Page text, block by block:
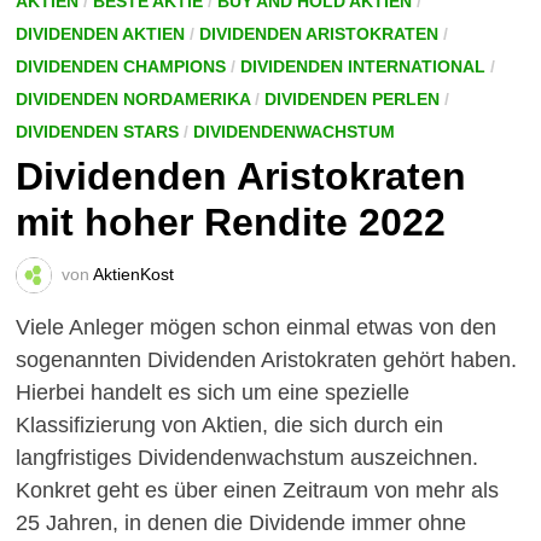
DIVIDENDEN AKTIEN/ DIVIDENDEN ARISTOKRATEN/
DIVIDENDEN CHAMPIONS/ DIVIDENDEN INTERNATIONAL /
DIVIDENDEN NORDAMERIKA/ DIVIDENDEN PERLEN/
DIVIDENDEN STARS/ DIVIDENDENWACHSTUM
Dividenden Aristokraten
mit hoher Rendite 2022
von AktienKost
Viele Anleger mögen schon einmal etwas von den
sogenannten Dividenden Aristokraten gehört haben.
Hierbei handelt es sich um eine spezielle
Klassifizierung von Aktien, die sich durch ein
langfristiges Dividendenwachstum auszeichnen.
Konkret geht es über einen Zeitraum von mehr als
25 Jahren, in denen die Dividende immer ohne